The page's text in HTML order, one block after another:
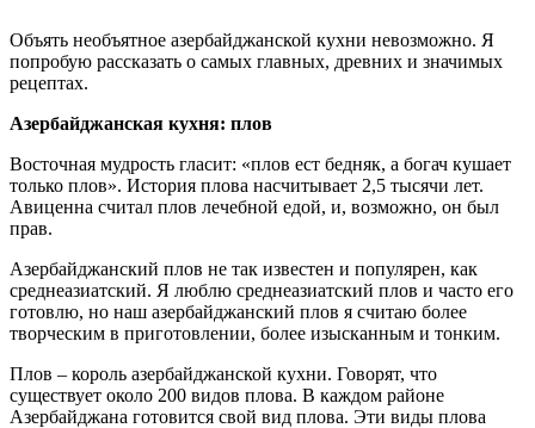
Объять необъятное азербайджанской кухни невозможно. Я
попробую рассказать о самых главных, древних и значимых
рецептах.
Азербайджанская кухня: плов
Восточная мудрость гласит: «плов ест бедняк, а богач кушает
только плов». История плова насчитывает 2,5 тысячи лет.
Авиценна считал плов лечебной едой, и, возможно, он был
прав.
Азербайджанский плов не так известен и популярен, как
среднеазиатский. Я люблю среднеазиатский плов и часто его
готовлю, но наш азербайджанский плов я считаю более
творческим в приготовлении, более изысканным и тонким.
Плов – король азербайджанской кухни. Говорят, что
существует около 200 видов плова. В каждом районе
Азербайджана готовится свой вид плова. Эти виды плова